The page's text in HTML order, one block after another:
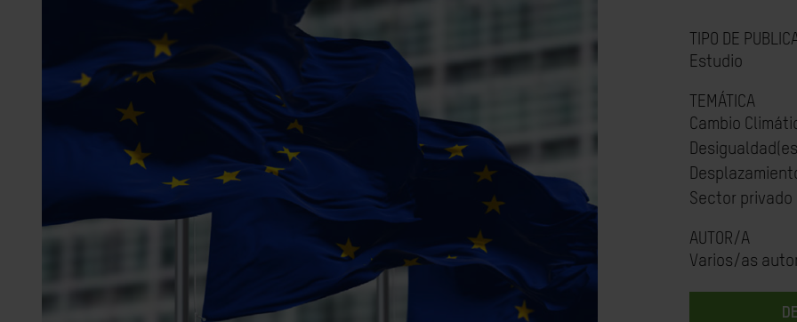
TIPO DE
Estudio
TEMÁTICA
Cambio
Sector privado
AUTOR/A
Varios/as